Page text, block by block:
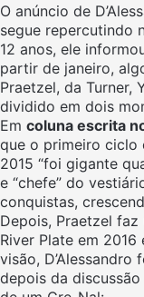
O anúncio de
segue repercutindo
12 anos, ele
partir de janeiro,
Praetzel, da Turner,
dividido em dois
Em coluna escrita
que o primeiro ciclo
2015 “foi gigante
e “chefe” do
conquistas,
Depois, Praetzel
River Plate em 2016
visão, D’Alessandro
depois da